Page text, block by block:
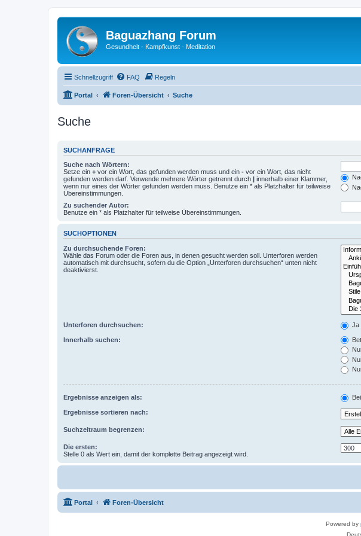
Baguazhang Forum
Gesundheit - Kampfkunst - Meditation
Schnellzugriff FAQ Regeln
Portal Foren-Übersicht Suche
Suche
SUCHANFRAGE
Suche nach Wörtern:
Setze ein + vor ein Wort, das gefunden werden muss und ein - vor ein Wort, das nicht
gefunden werden darf. Verwende mehrere Wörter getrennt durch | innerhalb einer Klammer,
wenn nur eines der Wörter gefunden werden muss. Benutze ein * als Platzhalter für teilweise
Übereinstimmungen.
Zu suchender Autor:
Benutze ein * als Platzhalter für teilweise Übereinstimmungen.
SUCHOPTIONEN
Zu durchsuchende Foren:
Wähle das Forum oder die Foren aus, in denen gesucht werden soll. Unterforen werden
automatisch mit durchsucht, sofern du die Option „Unterforen durchsuchen“ unten nicht
deaktivierst.
Unterforen durchsuchen: Ja
Innerhalb suchen:
Ergebnisse anzeigen als:
Ergebnisse sortieren nach:
Suchzeitraum begrenzen:
Die ersten:
Stelle 0 als Wert ein, damit der komplette Beitrag angezeigt wird.
Portal Foren-Übersicht
Powered by